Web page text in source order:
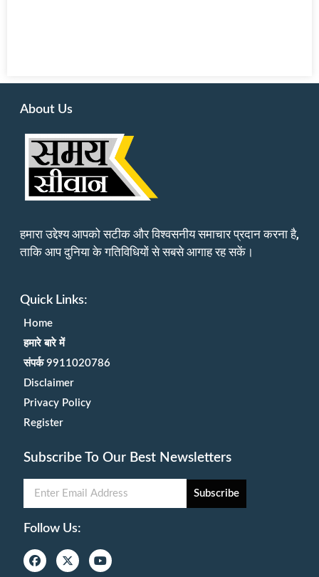
About Us
हमारा उद्देश्य आपको सटीक और विश्वसनीय समाचार प्रदान करना है,
ताकि आप दुनिया के गतिविधियों से सबसे आगाह रह सकें।
Quick Links:
Home
हमारे बारे में
संपर्क 9911020786
Disclaimer
Privacy Policy
Register
Subscribe To Our Best Newsletters
Subscribe
Follow Us: